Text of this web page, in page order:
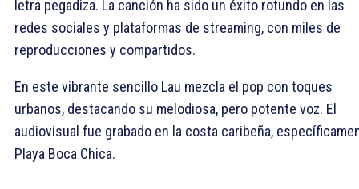
letra pegadiza. La canción ha sido un éxito rotundo en las
redes sociales y plataformas de streaming, con miles de
reproducciones y compartidos.
En este vibrante sencillo Lau mezcla el pop con toques
urbanos, destacando su melodiosa, pero potente voz. El
audiovisual fue grabado en la costa caribeña,
Playa Boca Chica.